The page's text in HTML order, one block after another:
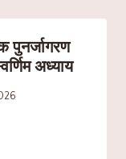
पुनर्जागरण
अध्याय